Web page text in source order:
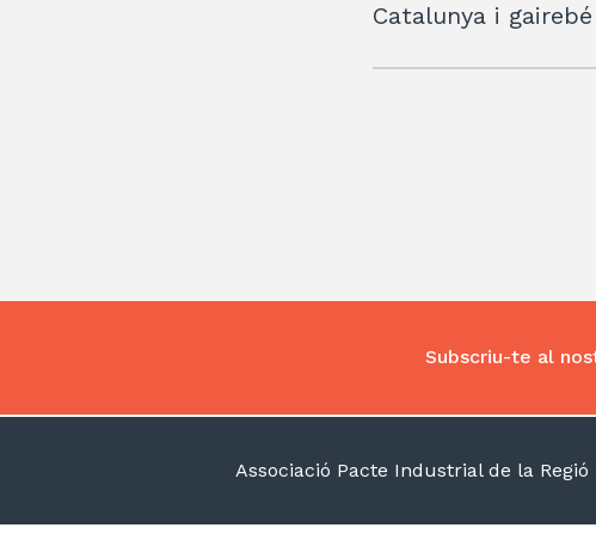
Catalunya i
Subscriu-te al
Associació Pacte Industrial de la